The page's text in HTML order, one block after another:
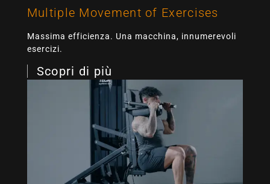
Multiple Movement of Exercises
Massima efficienza. Una macchina, innumerevoli
esercizi.
Scopri di più